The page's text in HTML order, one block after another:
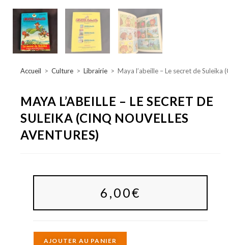
Accueil > Culture > Librairie > Maya l’abeille – Le secret de Suleika
MAYA L’ABEILLE – LE SECRET DE
SULEIKA (CINQ NOUVELLES
AVENTURES)
6,00€
AJOUTER AU PANIER